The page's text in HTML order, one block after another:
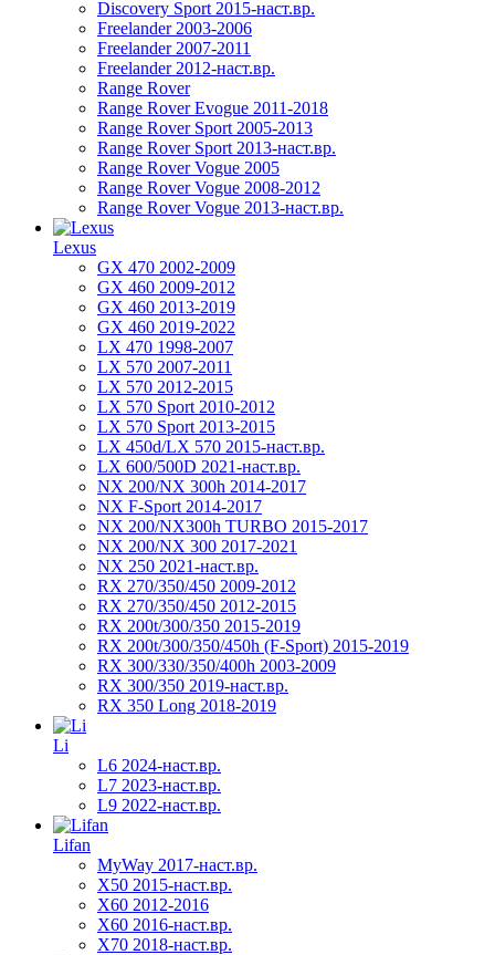
Discovery Sport 2015-наст.вр.
Freelander 2003-2006
Freelander 2007-2011
Freelander 2012-наст.вр.
Range Rover
Range Rover Evogue 2011-2018
Range Rover Sport 2005-2013
Range Rover Sport 2013-наст.вр.
Range Rover Vogue 2005
Range Rover Vogue 2008-2012
Range Rover Vogue 2013-наст.вр.
Lexus
GX 470 2002-2009
GX 460 2009-2012
GX 460 2013-2019
GX 460 2019-2022
LX 470 1998-2007
LX 570 2007-2011
LX 570 2012-2015
LX 570 Sport 2010-2012
LX 570 Sport 2013-2015
LX 450d/LX 570 2015-наст.вр.
LX 600/500D 2021-наст.вр.
NX 200/NX 300h 2014-2017
NX F-Sport 2014-2017
NX 200/NX300h TURBO 2015-2017
NX 200/NX 300 2017-2021
NX 250 2021-наст.вр.
RX 270/350/450 2009-2012
RX 270/350/450 2012-2015
RX 200t/300/350 2015-2019
RX 200t/300/350/450h (F-Sport) 2015-2019
RX 300/330/350/400h 2003-2009
RX 300/350 2019-наст.вр.
RX 350 Long 2018-2019
Li
L6 2024-наст.вр.
L7 2023-наст.вр.
L9 2022-наст.вр.
Lifan
MyWay 2017-наст.вр.
X50 2015-наст.вр.
X60 2012-2016
X60 2016-наст.вр.
X70 2018-наст.вр.